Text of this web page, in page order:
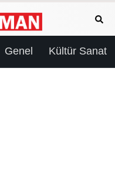
Genel Kültür Sanat